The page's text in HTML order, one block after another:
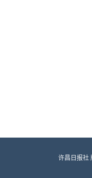
许昌日报社